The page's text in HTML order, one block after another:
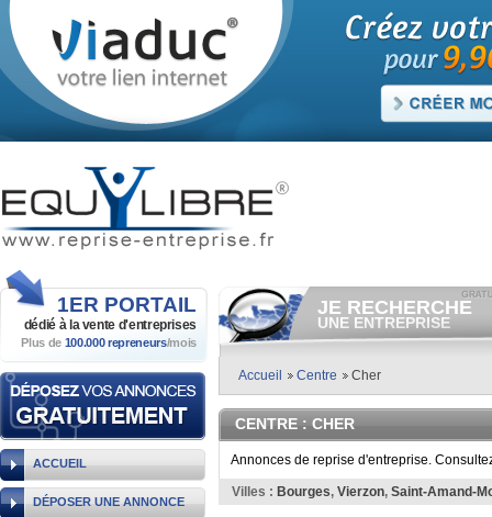
1ER PORTAIL
dédié à la vente d'entreprises
Plus de 100.000 repreneurs/mois
ACCUEIL
DÉPOSER UNE ANNONCE
JE RECHERCHE
UNE ENTREPRISE
Consulter gratuitementles
vendre.
Et/ou déposer
votre recherche d'entreprise.
RECHERCHER UNE
ANNONCE
Accueil Centre Cher
CENTRE: CHER
Annonces de reprise d'entreprise.
Villes : Bourges, Vierzon, Saint-Amand-